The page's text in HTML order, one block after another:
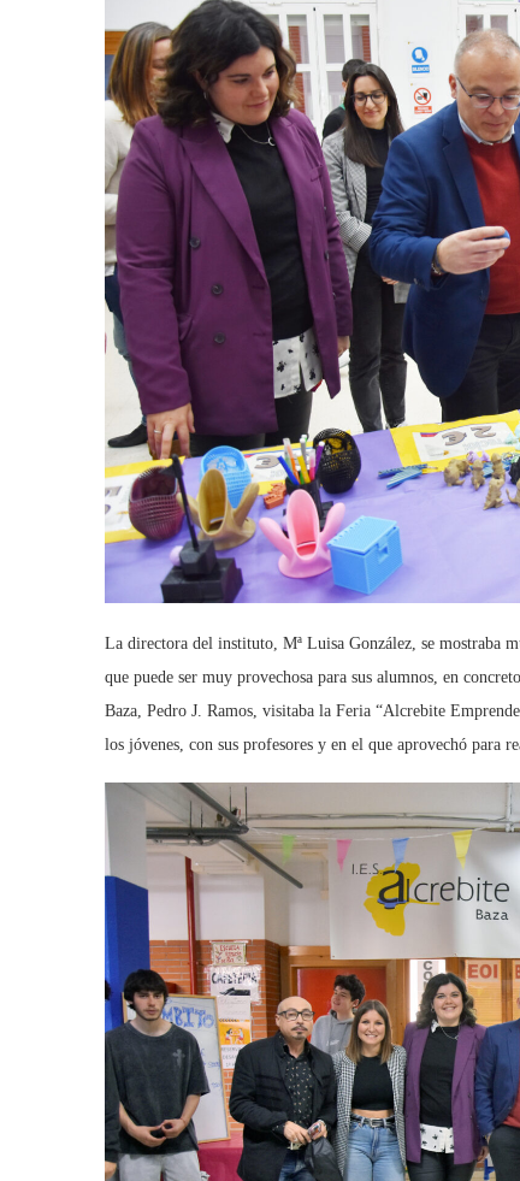
La directora del instituto, Mª Luisa González, se mostraba
que puede ser muy provechosa para sus alumnos, en
Baza, Pedro J. Ramos, visitaba la Feria “Alcrebite
los jóvenes, con sus profesores y en el que aprovechó para